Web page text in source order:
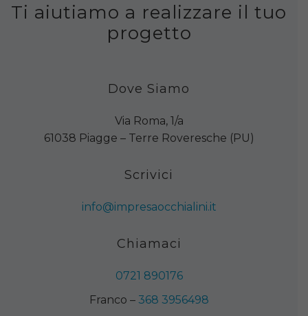
Ti aiutiamo a realizzare il tuo
progetto
Dove Siamo
Via Roma, 1/a
61038 Piagge – Terre Roveresche (PU)
Scrivici
info@impresaocchialini.it
Chiamaci
0721 890176
Franco – 368 3956498